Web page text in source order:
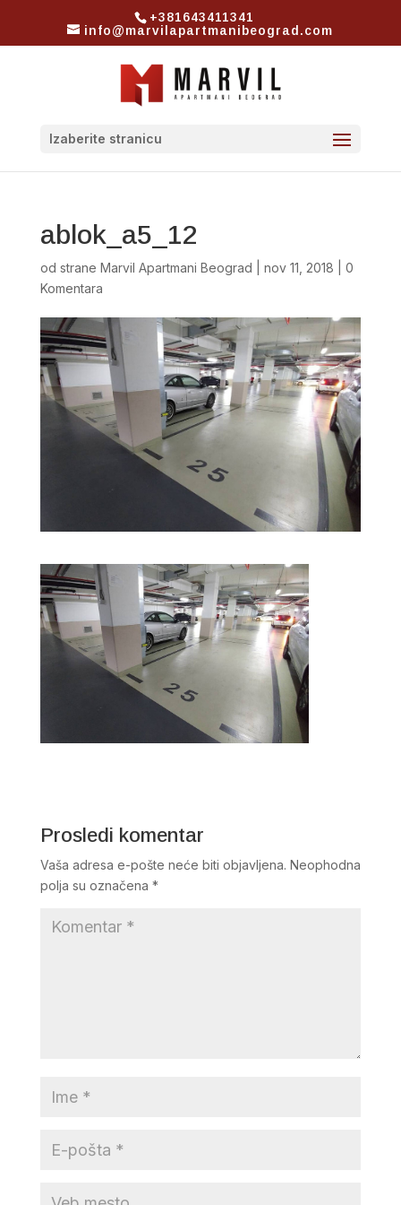
+381643411341
info@marvilapartmanibeograd.com
Izaberite stranicu
ablok_a5_12
od strane Marvil Apartmani Beograd nov 11, 2018
0
Komentara
Prosledi komentar
Vaša adresa e-pošte neće biti objavljena. Neophodna
polja su označena *